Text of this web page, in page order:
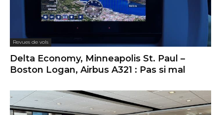
Revues de vols
Delta Economy, Minneapolis St. Paul –
Boston Logan, Airbus A321 : Pas si mal